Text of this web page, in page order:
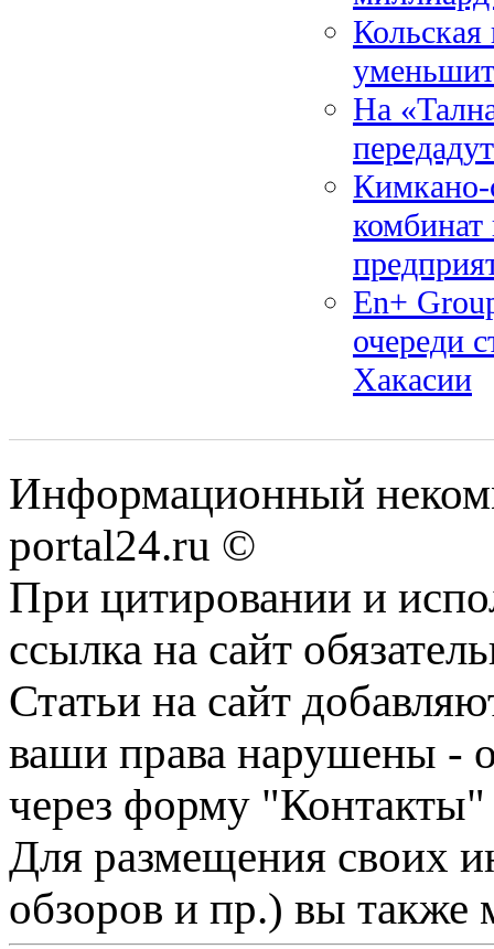
Кольская
На
Кимкано-
комбинат
En+
очереди
Хакасии
Информационный
portal24.ru ©
При цитировании и
ссылка на сайт
Статьи на сайт
ваши права нарушены -
через форму "Контакты"
Для размещения своих
обзоров и пр.) вы также